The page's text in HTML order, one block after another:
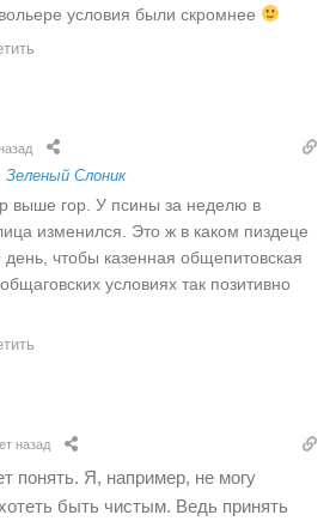
условия были скромнее
Зеленый Слоник
выше гор. У псины за неделю в
изменился. Это ж в каком пиздеце
чтобы казенная общепитовская
условиях так позитивно
назад
понять. Я, например, не могу
быть чистым. Ведь принять